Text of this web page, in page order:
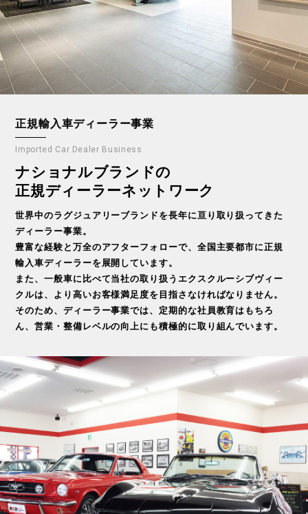
正規輸入車ディーラー事業
Imported Car Dealer Business
ナショナルブランドの
正規ディーラーネットワーク
世界中のラグジュアリーブランドを長年に亘り取り扱ってきた
ディーラー事業。
豊富な経験と万全のアフターフォローで、全国主要都市に正規
輸入車ディーラーを展開しています。
また、一般車に比べて当社の取り扱うエクスクルーシブヴィー
クルは、より高いお客様満足度を目指さなければなりません。
そのため、ディーラー事業では、定期的な社員教育はもちろ
ん、営業・整備レベルの向上にも積極的に取り組んでいます。